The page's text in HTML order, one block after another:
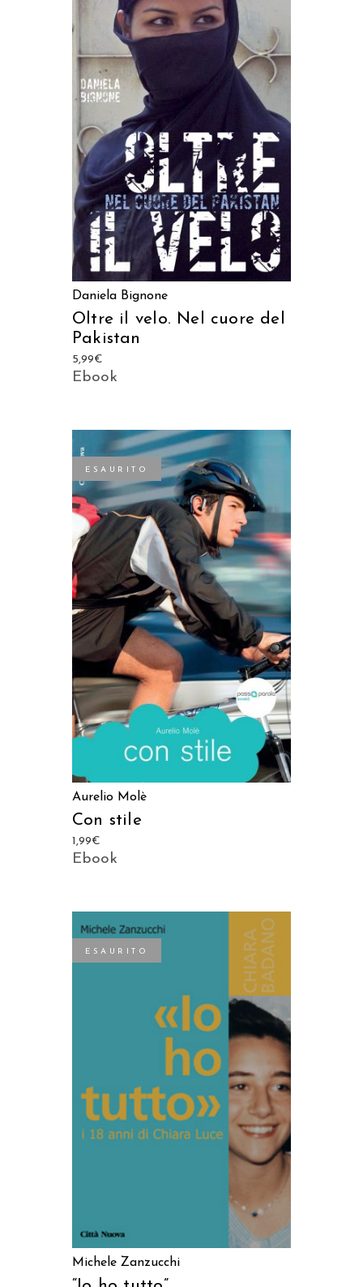
AGGIUNGI AL CARRELLO
Daniela Bignone
Oltre il velo. Nel cuore del
Pakistan
5,99€
Ebook
ESAURITO
LEGGI TUTTO
Aurelio Molè
Con stile
1,99€
Ebook
ESAURITO
LEGGI TUTTO
Michele Zanzucchi